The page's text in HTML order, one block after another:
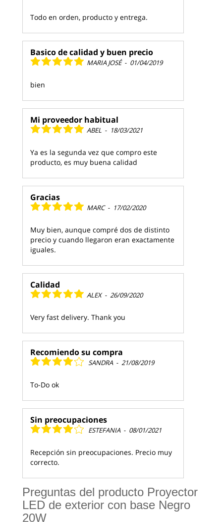
Todo en orden, producto y entrega.
Basico de calidad y buen precio
MARIA JOSÉ - 01/04/2019
bien
Mi proveedor habitual
ABEL - 18/03/2021
Ya es la segunda vez que compro este
producto, es muy buena calidad
Gracias
MARC - 17/02/2020
Muy bien, aunque compré dos de distinto
precio y cuando llegaron eran exactamente
iguales.
Calidad
ALEX - 26/09/2020
Very fast delivery. Thank you
Recomiendo su compra
SANDRA - 21/08/2019
To-Do ok
Sin preocupaciones
ESTEFANIA - 08/01/2021
Recepción sin preocupaciones. Precio muy
correcto.
Preguntas del producto Proyector
LED de exterior con base Negro
20W